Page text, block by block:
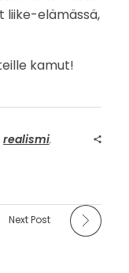
liike-elämässä,
kamut!
realismi,
Next Post